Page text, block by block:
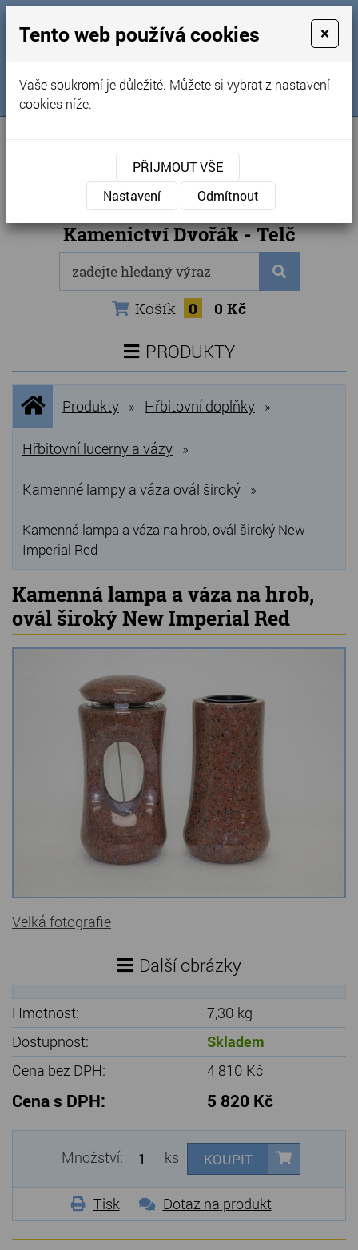
Obchodní podmínky
Kontakty
Naše kamenictví
Sledujte nás na FB
Internetový obchod
Kamenictví Dvořák - Telč
Košík 0 0 Kč
PRODUKTY
NOVINKY
NEJPRODÁVANĚJŠÍ
VÝPRODEJ
Produkty
Grilovací, pečící kameny
Lávové grilovací kameny
Kamenné truhlíky
Chladící kostky a puky
Doplňky do kuchyně
Hřbitovní doplňky
Zvířecí náhrobky a pomníčky
Kamenné stoly, konferenční stolky
Barevné kamenné drti
Štípané kamenné obklady
Dárkové předměty z přírodního kamene
Gabiony, gabionový kámen
Úvodní
stránka
Produkty » Hřbitovní doplňky »
Hřbitovní lucerny a vázy »
Kamenné lampy a váza ovál široký »
Kamenná lampa a váza na hrob, ovál široký New
Imperial Red
Kamenná lampa a váza na hrob,
ovál široký New Imperial Red
Velká fotografie
Další obrázky
Hmotnost:
7,30 kg
Dostupnost:
Skladem
Cena bez DPH:
4 810 Kč
Cena s DPH: 5 820 Kč
Množství: ks KOUPIT
Tisk Dotaz na produkt
Tento web používá cookies ×
Vaše soukromí je důležité. Můžete si vybrat z nastavení
cookies níže.
PŘIJMOUT VŠE
Nastavení
Odmítnout